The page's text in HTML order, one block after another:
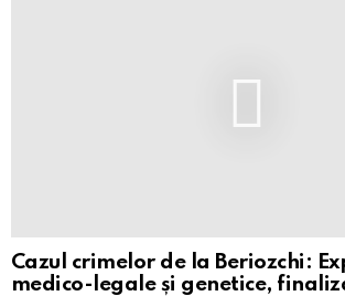
Cazul crimelor de la Beriozchi:
medico-legale și genetice,